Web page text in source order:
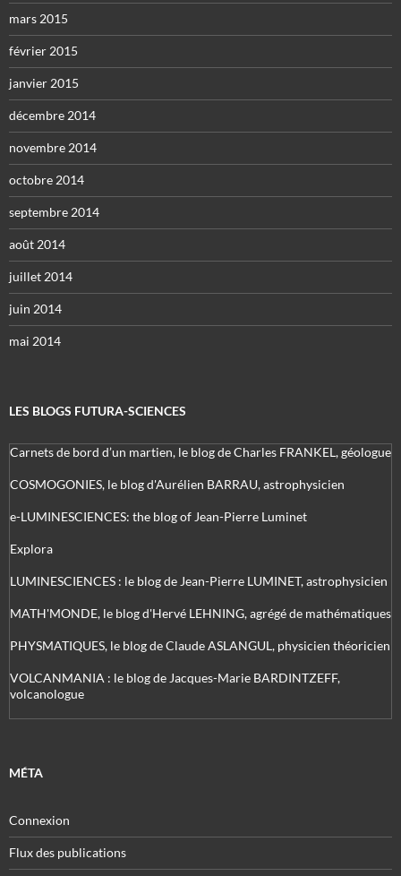
mars 2015
février 2015
janvier 2015
décembre 2014
novembre 2014
octobre 2014
septembre 2014
août 2014
juillet 2014
juin 2014
mai 2014
LES BLOGS FUTURA-SCIENCES
Carnets de bord d’un martien, le blog de Charles FRANKEL, géologue
COSMOGONIES, le blog d'Aurélien BARRAU, astrophysicien
e-LUMINESCIENCES: the blog of Jean-Pierre Luminet
Explora
LUMINESCIENCES : le blog de Jean-Pierre LUMINET, astrophysicien
MATH'MONDE, le blog d'Hervé LEHNING, agrégé de mathématiques
PHYSMATIQUES, le blog de Claude ASLANGUL, physicien théoricien
VOLCANMANIA : le blog de Jacques-Marie BARDINTZEFF,
volcanologue
MÉTA
Connexion
Flux des publications